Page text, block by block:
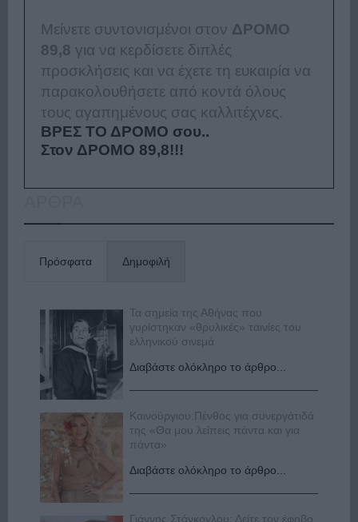
Μείνετε συντονισμένοι στον ΔΡΟΜΟ
89,8 για να κερδίσετε διπλές
προσκλήσεις και να έχετε τη ευκαιρία να
παρακολουθήσετε από κοντά όλους
τους αγαπημένους σας καλλιτέχνες.
ΒΡΕΣ ΤΟ ΔΡΟΜΟ σου..
Στον ΔΡΟΜΟ 89,8!!!
Πρόσφατα Δημοφιλή
Τα σημεία της Αθήνας που
γυρίστηκαν «θρυλικές» ταινίες του
ελληνικού σινεμά
Διαβάστε ολόκληρο το άρθρο...
Καινούργιου:Πένθος για συνεργάτιδά
της «Θα μου λείπεις πάντα και για
πάντα»
Διαβάστε ολόκληρο το άρθρο...
Γιάννης Στάνκογλου: Δείτε τον έφηβο